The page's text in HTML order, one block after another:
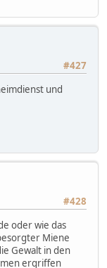
#427
und
#428
oder wie das
Miene
Gewalt in den
ergriffen